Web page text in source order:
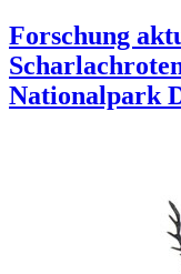
Forschung
Nationalpark